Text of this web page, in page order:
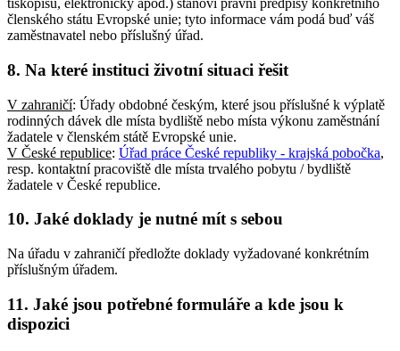
tiskopisu, elektronicky apod.) stanoví právní předpisy konkrétního
členského státu Evropské unie; tyto informace vám podá buď váš
zaměstnavatel nebo příslušný úřad.
8. Na které instituci životní situaci řešit
V zahraničí: Úřady obdobné českým, které jsou příslušné k výplatě
rodinných dávek dle místa bydliště nebo místa výkonu zaměstnání
žadatele v členském státě Evropské unie.
V České republice: Úřad práce České republiky - krajská pobočka,
resp. kontaktní pracoviště dle místa trvalého pobytu / bydliště
žadatele v České republice.
10. Jaké doklady je nutné mít s sebou
Na úřadu v zahraničí předložte doklady vyžadované konkrétním
příslušným úřadem.
11. Jaké jsou potřebné formuláře a kde jsou k
dispozici